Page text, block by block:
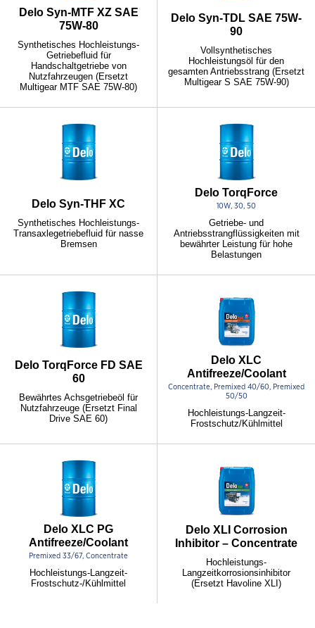
Delo Syn-MTF XZ SAE
75W-80
Synthetisches Hochleistungs-
Getriebefluid für
Handschaltgetriebe von
Nutzfahrzeugen (Ersetzt
Multigear MTF SAE 75W-80)
Delo Syn-TDL SAE 75W-
90
Vollsynthetisches
Hochleistungsöl für den
gesamten Antriebsstrang (Ersetzt
Multigear S SAE 75W-90)
Delo Syn-THF XC
Synthetisches Hochleistungs-
Transaxlegetriebefluid für nasse
Bremsen
Delo TorqForce
10W, 30, 50
Getriebe- und
Antriebsstrangflüssigkeiten mit
bewährter Leistung für hohe
Belastungen
Delo TorqForce FD SAE
60
Bewährtes Achsgetriebeöl für
Nutzfahrzeuge (Ersetzt Final
Drive SAE 60)
Delo XLC
Antifreeze/Coolant
Concentrate, Premixed 40/60, Premixed
50/50
Hochleistungs-Langzeit-
Frostschutz/Kühlmittel
Delo XLC PG
Antifreeze/Coolant
Premixed 33/67, Concentrate
Hochleistungs-Langzeit-
Frostschutz-/Kühlmittel
Delo XLI Corrosion
Inhibitor – Concentrate
Hochleistungs-
Langzeitkorrosionsinhibitor
(Ersetzt Havoline XLI)